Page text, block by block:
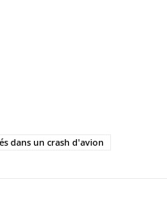
dans un crash d'avion